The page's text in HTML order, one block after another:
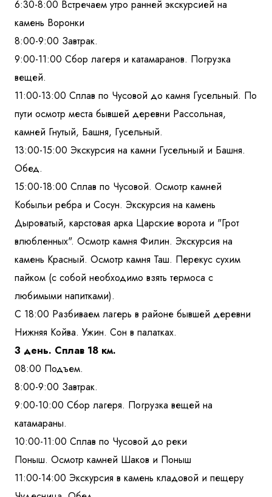
6:30-8:00 Встречаем утро ранней экскурсией на
камень Воронки
8:00-9:00 Завтрак.
9:00-11:00 Сбор лагеря и катамаранов. Погрузка
вещей.
11:00-13:00 Сплав по Чусовой до камня Гусельный. По
пути осмотр места бывшей деревни Рассольная,
камней Гнутый, Башня, Гусельный.
13:00-15:00 Экскурсия на камни Гусельный и Башня.
Обед.
15:00-18:00 Сплав по Чусовой. Осмотр камней
Кобыльи ребра и Сосун. Экскурсия на камень
Дыроватый, карстовая арка Царские ворота и "Грот
влюбленных". Осмотр камня Филин. Экскурсия на
камень Красный. Осмотр камня Таш. Перекус сухим
пайком (с собой необходимо взять термоса с
любимыми напитками).
С 18:00 Разбиваем лагерь в районе бывшей деревни
Нижняя Койва. Ужин. Сон в палатках.
3 день. Сплав 18 км.
08:00 Подъем.
8:00-9:00 Завтрак.
9:00-10:00 Сбор лагеря. Погрузка вещей на
катамараны.
10:00-11:00 Сплав по Чусовой до реки
Поныш. Осмотр камней Шаков и Поныш
11:00-14:00 Экскурсия в камень кладовой и пещеру